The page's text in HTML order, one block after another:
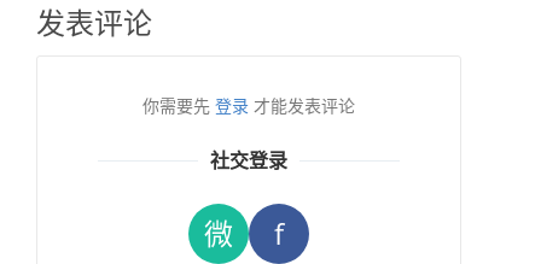
发表评论
你需要先 登录 才能发表评论
社交登录
微 f